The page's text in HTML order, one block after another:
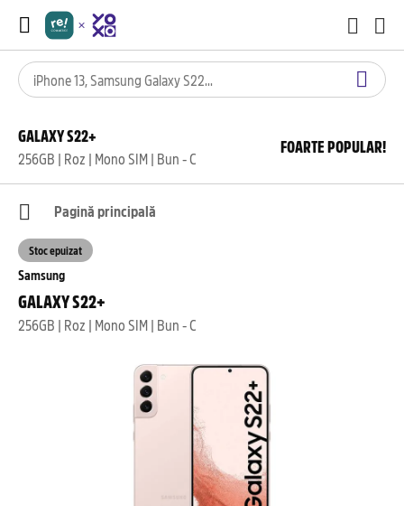
GALAXY S22+
256GB | Roz | Mono SIM | Bun - C
FOARTE POPULAR!
Pagină principală
Samsung
GALAXY S22+
256GB | Roz | Mono SIM | Bun - C
Stoc epuizat